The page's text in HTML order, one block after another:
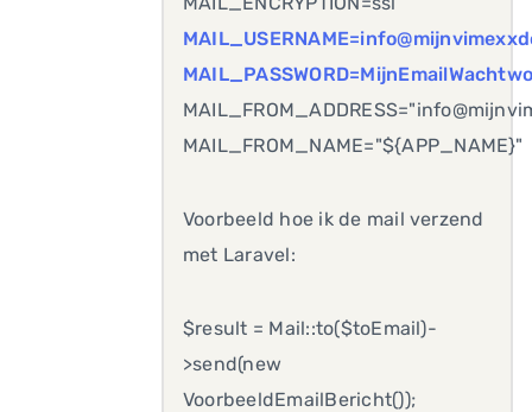
MAIL_USERNAME=info@
MAIL_FROM_NAME="${APP_NAME}"
Voorbeeld hoe ik de mail verzend
met Laravel:
$result = Mail::to($toEmail)-
>send(new
VoorbeeldEmailBericht());